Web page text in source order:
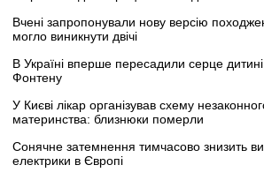
Вчені запропонували нову версію
могло виникнути двічі
В Україні вперше пересадили серце дитині
Фонтену
У Києві лікар організував схему
материнства: близнюки померли
Сонячне затемнення тимчасово знизить
електрики в Європі